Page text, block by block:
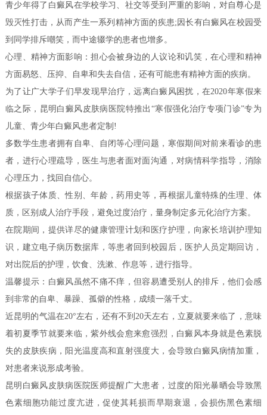
青少年得了白癜风在学校学习、社交等受到严重的影响，对自尊心是
毁灭性打击，从而产生一系列精神方面的疾患;因长有白癜风在校园受
到同学排斥嘲笑，而中途辍学的患者也增多。
心理、精神方面影响：担心会被身边的人议论和讥笑，在心理和精神
方面易怒、压抑、自卑和失去自信，还有可能患有精神方面的疾病。
为了让广大学子们早发现早治疗，远离白癜风困扰，在2020年寒假来
临之际，昆明白癜风皮肤病医院特推出“寒假强化治疗专项门诊”专为
儿童、青少年白癜风患者定制!
多数学生患者拥有自卑、自闭等心理问题，寒假期间对前来看诊的患
者，进行心理疏导，医生与患者面对面沟通，对病情科学指导，消除
心理压力，找回自信心。
根据孩子体质、性别、年龄，药用史等，再根据儿童特殊的生理、体
质，区别成人治疗手段，避免过度治疗，量身制定多元化治疗方案。
在院期间，提供详尽的健康管理计划和医疗护理，向家长培训护理知
识，建立电子病历数据库，等患者回到校园后，医护人员定期回访，
对出院后的护理，饮食、洗漱、作息等，进行指导。
温馨提示：白癜风虽然不痛不痒，但容易遭受别人的排斥，他们会感
到非常的自卑、暴躁、孤僻的性格，成绩一落千丈。
近昆明的气温在20°左右，还有不到20天左右，立夏就要来临了，意味
着初夏季节就要来临，紫外线会愈来愈强烈，白癜风本身就是色素脱
失的皮肤疾病，阳光温度高和直射强度大，会导致白癜风病情加重，
对患者来说形成考验。
昆明白癜风皮肤病医院医师提醒广大患者，过度的阳光暴晒会导致黑
色素细胞功能过度亢进，促使其耗损而早期衰退，会损伤黑色素细